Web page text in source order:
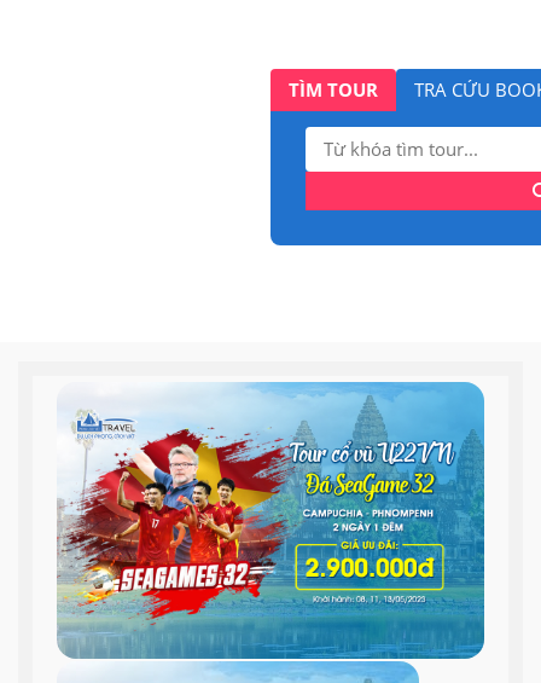
TÌM TOUR TRA CỨU
Tìm
kiếm: